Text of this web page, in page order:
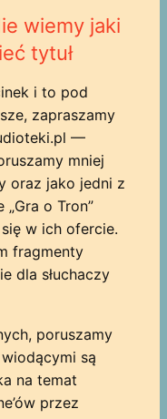
wiemy jaki
tytuł
i to pod
zapraszamy
—
mniej
oraz jako jedni z
o Tron”
się w ich ofercie.
fragmenty
dla słuchaczy
poruszamy
są
na temat
przez